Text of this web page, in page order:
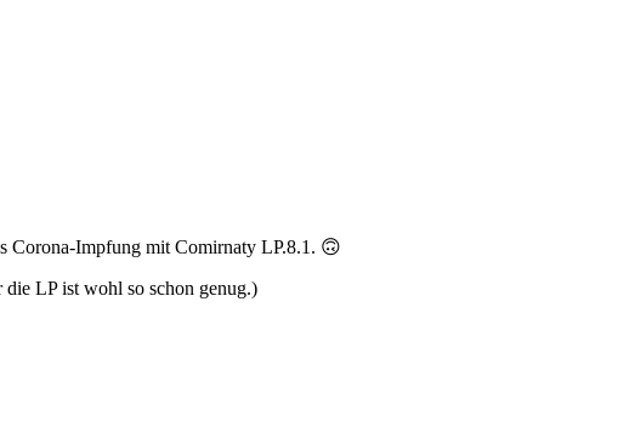
Corona-Impfung mit Comirnaty LP.8.1. 🙃
LP ist wohl so schon genug.)